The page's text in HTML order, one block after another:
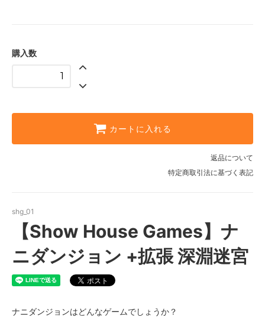
購入数
カートに入れる
返品について
特定商取引法に基づく表記
shg_01
【Show House Games】ナ
ニダンジョン +拡張 深淵迷宮
ナニダンジョンはどんなゲームでしょうか？